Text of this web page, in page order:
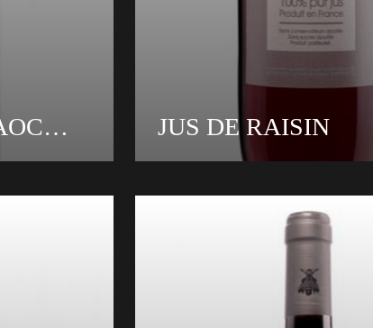
élaborée
Braucol et
fût :
la vigne :
JUS DE RAISIN
issus des cépages Syrah et Duras.